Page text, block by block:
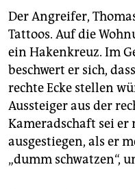
Der Angreifer,
Tattoos. Auf die
ein Hakenkreuz. Im
beschwert er sich,
rechte Ecke stellen
Aussteiger aus der
Kameradschaft sei er
ausgestiegen, als er
„dumm schwatzen“,